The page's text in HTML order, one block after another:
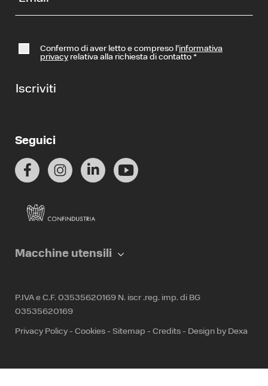
Confermo di aver letto e compreso l’informativa
privacyrelativa alla richiesta di contatto *
Iscriviti
Seguici
Macchine utensili
P.IVA e C.F. 03535620169 N. iscr .reg. imp. di BG
03535620169
Privacy Policy - Cookies - Sitemap - Credits - Design by Dexa